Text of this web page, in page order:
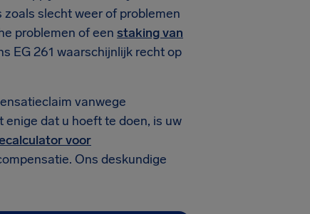
slecht weer of problemen
problemen of een staking van
EG 261 waarschijnlijk recht op
vanwege
dat u hoeft te doen, is uw
voor
Ons deskundige